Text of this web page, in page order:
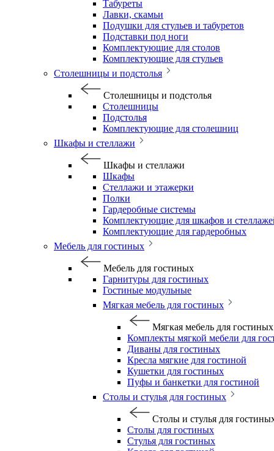
Табуреты
Лавки, скамьи
Подушки для стульев и табуретов
Подставки под ноги
Комплектующие для столов
Комплектующие для стульев
Столешницы и подстолья
Столешницы и подстолья
Столешницы
Подстолья
Комплектующие для столешниц
Шкафы и стеллажи
Шкафы и стеллажи
Шкафы
Стеллажи и этажерки
Полки
Гардеробные системы
Комплектующие для шкафов и
Комплектующие для гардеробных
Мебель для гостиных
Мебель для гостиных
Гарнитуры для гостиных
Гостиные модульные
Мягкая мебель для гостиных
Мягкая мебель для гостиных
Комплекты мягкой мебели для
Диваны для гостиных
Кресла мягкие для гостиной
Кушетки для гостиных
Пуфы и банкетки для гостиной
Столы и стулья для гостиных
Столы и стулья для
Столы для гостиных
Стулья для гостиных